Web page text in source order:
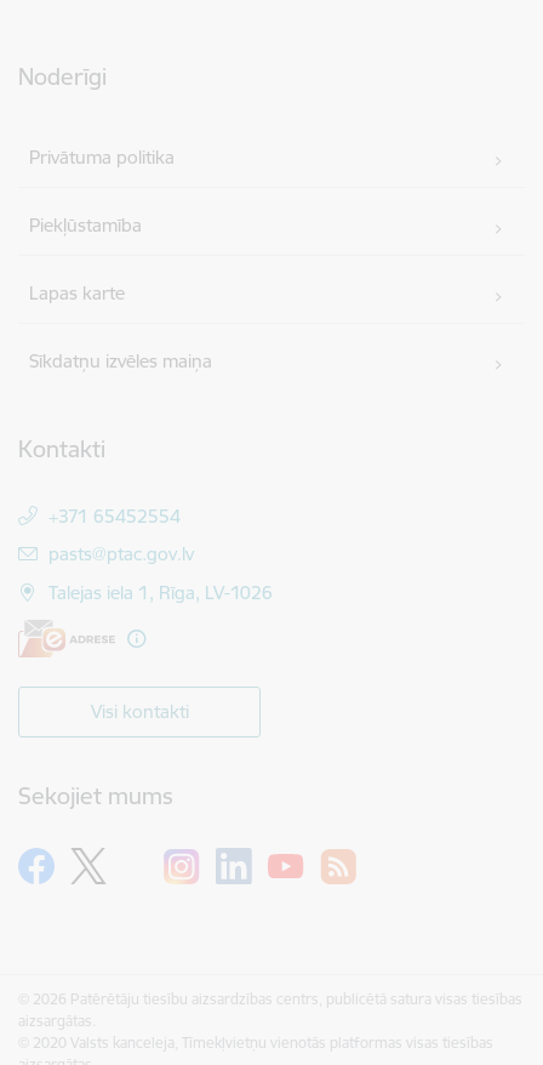
Noderīgi
Privātuma politika
Piekļūstamība
Lapas karte
Sīkdatņu izvēles maiņa
Kontakti
+371 65452554
E-pasts:
pasts@ptac.gov.lv
Talejas iela 1, Rīga, LV-1026
Visi kontakti
Sekojiet mums
© 2026 Patērētāju tiesību aizsardzības centrs, publicētā satura visas tiesības
aizsargātas.
© 2020 Valsts kanceleja, Tīmekļvietņu vienotās platformas visas tiesības